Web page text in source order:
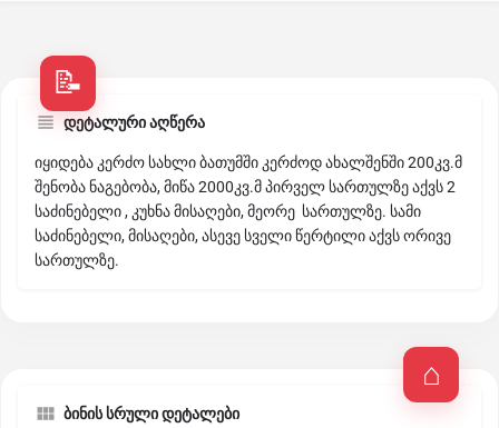
დეტალური აღწერა
იყიდება კერძო სახლი ბათუმში კერძოდ ახალშენში 200კვ.მ
შენობა ნაგებობა, მიწა 2000კვ.მ პირველ სართულზე აქვს 2
საძინებელი , კუხნა მისაღები, მეორე სართულზე. სამი
საძინებელი, მისაღები, ასევე სველი წერტილი აქვს ორივე
სართულზე.
ბინის სრული დეტალები